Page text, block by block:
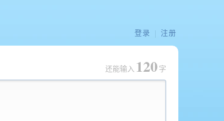
登录 注册
还能输入 120 字